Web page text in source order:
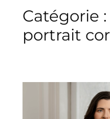
Catégorie :
portrait